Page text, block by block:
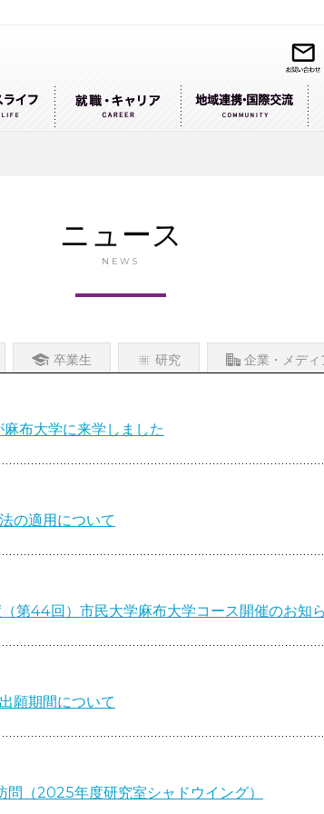
ニュース
NEWS
卒業生 研究 企業・メディ
布大学に来学しました
の適用について
第44回）市民大学麻布大学コース開催のお知
願期間について
（2025年度研究室シャドウイング）